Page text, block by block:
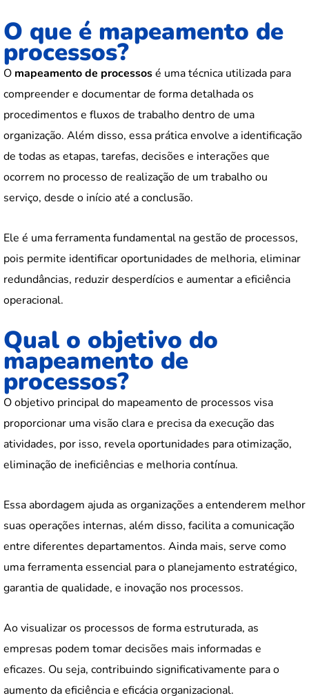
O que é mapeamento de
processos?
O mapeamento de processosé uma técnica utilizada para
compreender e documentar de forma detalhada os
procedimentos e fluxos de trabalho dentro de uma
organização. Além disso, essa prática envolve a identificação
de todas as etapas, tarefas, decisões e interações que
ocorrem no processo de realização de um trabalho ou
serviço, desde o início até a conclusão.
Ele é uma ferramenta fundamental na gestão de processos,
pois permite identificar oportunidades de melhoria, eliminar
redundâncias, reduzir desperdícios e aumentar a eficiência
operacional.
Qual o objetivo do
mapeamento de
processos?
O objetivo principal do mapeamento de processos visa
proporcionar uma visão clara e precisa da execução das
atividades, por isso, revela oportunidades para otimização,
eliminação de ineficiências e melhoria contínua.
Essa abordagem ajuda as organizações a entenderem melhor
suas operações internas, além disso, facilita a comunicação
entre diferentes departamentos. Ainda mais, serve como
uma ferramenta essencial para o planejamento estratégico,
garantia de qualidade, e inovação nos processos.
Ao visualizar os processos de forma estruturada, as
empresas podem tomar decisões mais informadas e
eficazes. Ou seja, contribuindo significativamente para o
aumento da eficiência e eficácia organizacional.